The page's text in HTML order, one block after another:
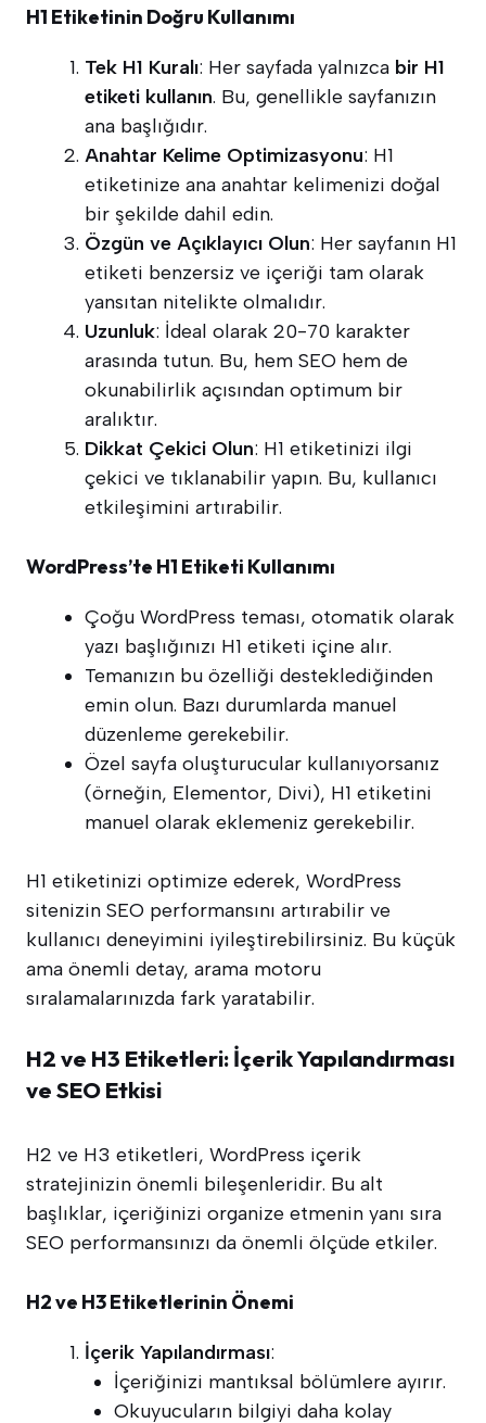
H1 Etiketinin Doğru Kullanımı
Tek H1 Kuralı: Her sayfada yalnızca bir H1
etiketi kullanın. Bu, genellikle sayfanızın
ana başlığıdır.
Anahtar Kelime Optimizasyonu: H1
etiketinize ana anahtar kelimenizi doğal
bir şekilde dahil edin.
Özgün ve Açıklayıcı Olun: Her sayfanın H1
etiketi benzersiz ve içeriği tam olarak
yansıtan nitelikte olmalıdır.
Uzunluk: İdeal olarak 20-70 karakter
arasında tutun. Bu, hem SEO hem de
okunabilirlik açısından optimum bir
aralıktır.
Dikkat Çekici Olun: H1 etiketinizi ilgi
çekici ve tıklanabilir yapın. Bu, kullanıcı
etkileşimini artırabilir.
WordPress’te H1 Etiketi Kullanımı
Çoğu WordPress teması, otomatik olarak
yazı başlığınızı H1 etiketi içine alır.
Temanızın bu özelliği desteklediğinden
emin olun. Bazı durumlarda manuel
düzenleme gerekebilir.
Özel sayfa oluşturucular kullanıyorsanız
(örneğin, Elementor, Divi), H1 etiketini
manuel olarak eklemeniz gerekebilir.
H1 etiketinizi optimize ederek, WordPress
sitenizin SEO performansını artırabilir ve
kullanıcı deneyimini iyileştirebilirsiniz. Bu küçük
ama önemli detay, arama motoru
sıralamalarınızda fark yaratabilir.
H2 ve H3 Etiketleri: İçerik Yapılandırması
ve SEO Etkisi
H2 ve H3 etiketleri, WordPress içerik
stratejinizin önemli bileşenleridir. Bu alt
başlıklar, içeriğinizi organize etmenin yanı sıra
SEO performansınızı da önemli ölçüde etkiler.
H2 ve H3 Etiketlerinin Önemi
İçerik Yapılandırması:
İçeriğinizi mantıksal bölümlere ayırır.
Okuyucuların bilgiyi daha kolay